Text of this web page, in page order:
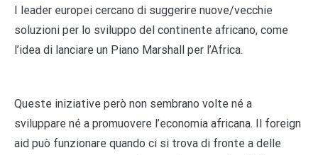
I leader europei cercano di suggerire nuove/vecchie
soluzioni per lo sviluppo del continente africano, come
l’idea di lanciare un Piano Marshall per l’Africa.
Queste iniziative però non sembrano volte né a
sviluppare né a promuovere l’economia africana. Il foreign
aid può funzionare quando ci si trova di fronte a delle